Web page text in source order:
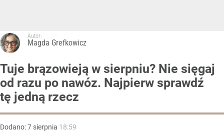
Autor:
Magda Grefkowicz
Tuje brązowieją w sierpniu? Nie sięgaj
od razu po nawóz. Najpierw sprawdź
tę jedną rzecz
Dodano:7 sierpnia 18:59